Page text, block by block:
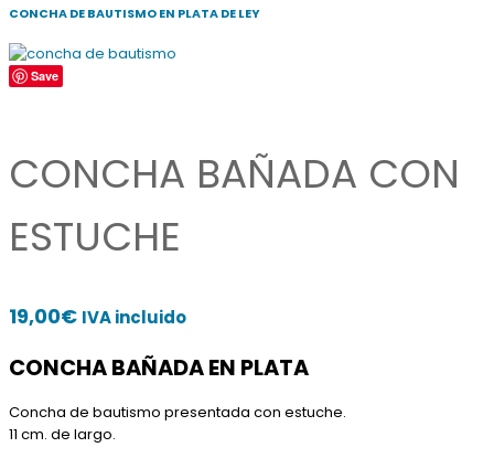
CONCHA DE BAUTISMO EN PLATA DE LEY
Save
CONCHA BAÑADA CON
ESTUCHE
19,00€ IVA incluido
CONCHA BAÑADA EN PLATA
Concha de bautismo presentada con estuche.
11 cm. de largo.